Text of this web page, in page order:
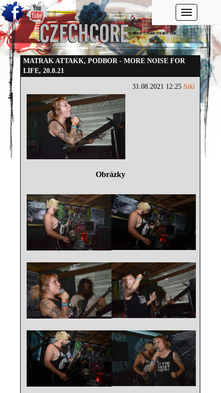
Toggle
MATRAK ATTAKK, PODBOR - MORE NOISE FOR
LIFE, 20.8.21
31.08.2021 12:25 Siki
Obrázky